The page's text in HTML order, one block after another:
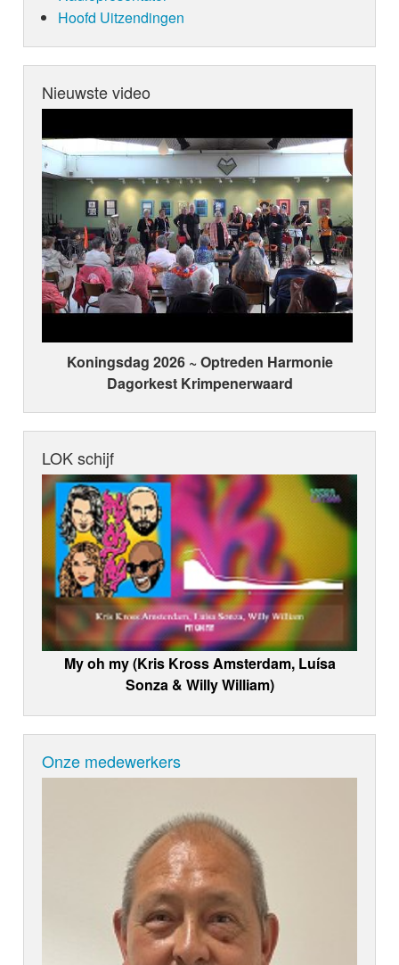
Hoofd Uitzendingen
Nieuwste video
Koningsdag 2026 ~ Optreden Harmonie
Dagorkest Krimpenerwaard
LOK schijf
My oh my (Kris Kross Amsterdam, Luísa
Sonza & Willy William)
Onze medewerkers